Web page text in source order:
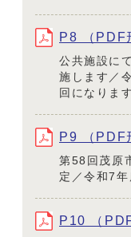
P8 （PDF
公共施設に
施します／
回になります
P9 （PDF
第58回茂原
定／令和7
P10 （